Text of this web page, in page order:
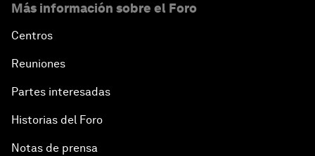
Más información sobre el Foro
Centros
Reuniones
Partes interesadas
Historias del Foro
Notas de prensa